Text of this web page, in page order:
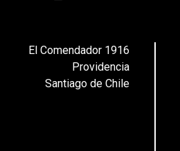
El Comendador 1916
Providencia
Santiago de Chile